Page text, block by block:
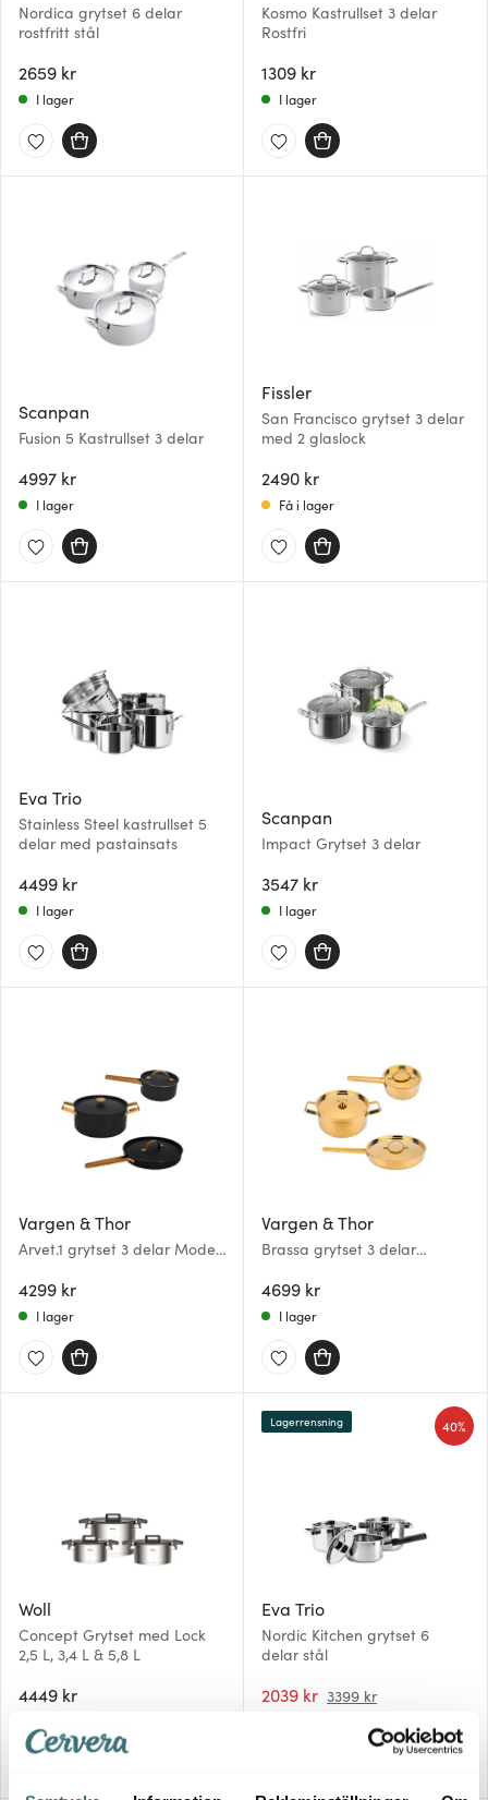
Nordica grytset 6 delar
rostfritt stål
2659 kr
I lager
Kosmo Kastrullset 3 delar
Rostfri
1309 kr
I lager
Scanpan
Fusion 5 Kastrullset 3 delar
4997 kr
I lager
Fissler
San Francisco grytset 3 delar
med 2 glaslock
2490 kr
Få i lager
Eva Trio
Stainless Steel kastrullset 5
delar med pastainsats
4499 kr
I lager
Scanpan
Impact Grytset 3 delar
3547 kr
I lager
Vargen & Thor
Arvet.1 grytset 3 delar Modell
4299 kr
I lager
Vargen & Thor
Brassa grytset 3 delar
4699 kr
I lager
Woll
Concept Grytset med Lock
2,5 L, 3,4 L & 5,8 L
4449 kr
Eva Trio
Nordic Kitchen grytset 6
delar stål
2039 kr 3399 kr
40%
Lagerrensning